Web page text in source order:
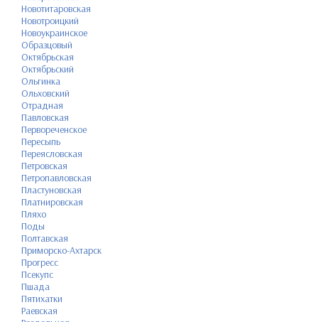
Новотитаровская
Новотроицкий
Новоукраинское
Образцовый
Октябрьская
Октябрьский
Ольгинка
Ольховский
Отрадная
Павловская
Первореченское
Пересыпь
Переясловская
Петровская
Петропавловская
Пластуновская
Платнировская
Пляхо
Поды
Полтавская
Приморско-Ахтарск
Прогресс
Псекупс
Пшада
Пятихатки
Раевская